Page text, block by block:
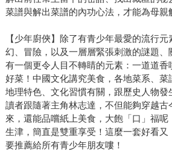
菜譜與解出菜譜的內功心法，才能為母親
【少年廚俠】除了有青少年最愛的流行
幻、冒險，以及一層層緊張刺激的謎題、
有一個更令人目不轉睛的元素：一道道香
好菜！中國文化講究美食，各地菜系、菜
地理特色、文化習慣有關，跟歷史人物發
讀者跟隨著主角林志達，不但能夠穿越古
來，還能品嚐紙上美食，大飽「口」福呢
生津，簡直是雙重享受！這麼一套好看又
要推薦給所有青少年朋友嘍！